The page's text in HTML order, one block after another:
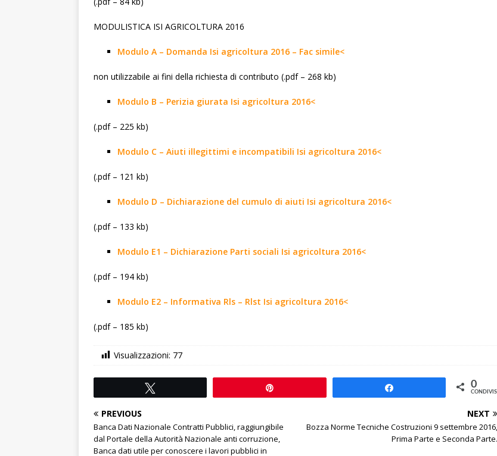
MODULISTICA ISI AGRICOLTURA 2016
Modulo A – Domanda Isi agricoltura 2016 – Fac simile<
non utilizzabile ai fini della richiesta di contributo (.pdf – 268 kb)
Modulo B – Perizia giurata Isi agricoltura 2016<
(.pdf – 225 kb)
Modulo C – Aiuti illegittimi e incompatibili Isi agricoltura 2016<
(.pdf – 121 kb)
Modulo D – Dichiarazione del cumulo di aiuti Isi agricoltura 2016<
(.pdf – 133 kb)
Modulo E1 – Dichiarazione Parti sociali Isi agricoltura 2016<
(.pdf – 194 kb)
Modulo E2 – Informativa Rls – Rlst Isi agricoltura 2016<
(.pdf – 185 kb)
Visualizzazioni: 77
0
PREVIOUS
Banca Dati Nazionale Contratti Pubblici, raggiungibile
dal Portale della Autorità Nazionale anti corruzione,
Banca dati utile per conoscere i lavori pubblici in
NEXT
Bozza Norme Tecniche Costruzioni 9 settembre 2016,
Prima Parte e Seconda Parte.